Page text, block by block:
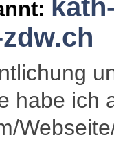
habe ich